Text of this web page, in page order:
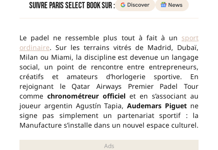
Suivre Paris Select Book sur :
Le padel ne ressemble plus tout à fait à un sport
ordinaire. Sur les terrains vitrés de Madrid, Dubaï,
Milan ou Miami, la discipline est devenue un langage
social, un point de rencontre entre entrepreneurs,
créatifs et amateurs d’horlogerie sportive. En
rejoignant le Qatar Airways Premier Padel Tour
comme chronométreur officiel et en s’associant au
joueur argentin Agustín Tapia,Audemars Piguet ne
signe pas simplement un partenariat sportif : la
Manufacture s’installe dans un nouvel espace culturel.